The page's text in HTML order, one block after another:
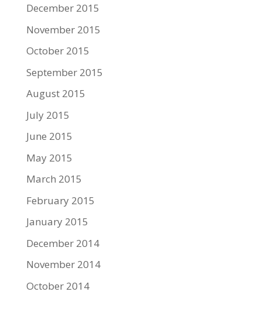
December 2015
November 2015
October 2015
September 2015
August 2015
July 2015
June 2015
May 2015
March 2015
February 2015
January 2015
December 2014
November 2014
October 2014